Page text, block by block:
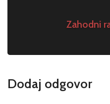
Zahodni
Dodaj odgovor